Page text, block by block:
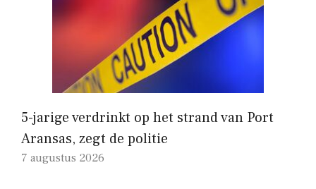
5-jarige verdrinkt op het strand van Port
Aransas, zegt de politie
7 augustus 2026